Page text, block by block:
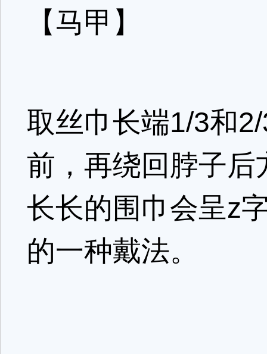
【马甲】
取丝巾长端1/3和
前，再绕回脖子
长长的围巾会呈z
的一种戴法。